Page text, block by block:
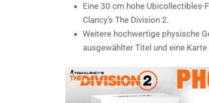
Eine 30 cm hohe Ubicollectibles-
Clancy’s The Division 2.
Weitere hochwertige physische
ausgewählter Titel und eine